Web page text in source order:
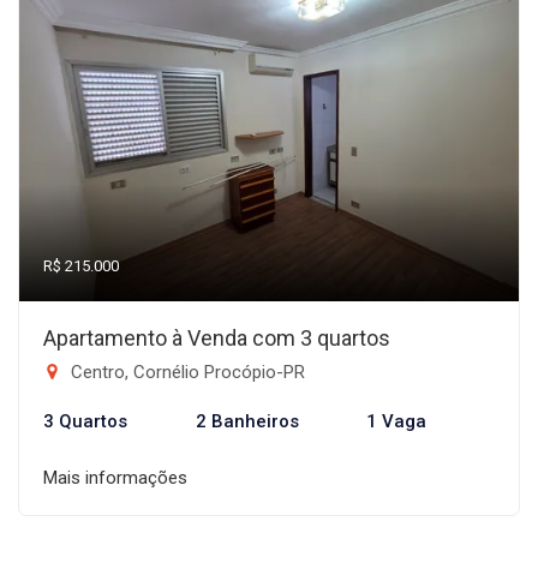
R$ 215.000
Apartamento à Venda com 3 quartos
Centro, Cornélio Procópio-PR
3 Quartos 2 Banheiros 1 Vaga
Mais informações